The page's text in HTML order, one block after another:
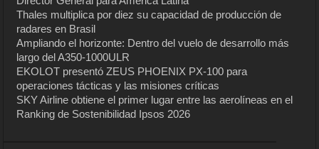
Thales multiplica por diez su capacidad de producción de
radares en Brasil
Ampliando el horizonte: Dentro del vuelo de desarrollo más
largo del A350-1000ULR
EKOLOT presentó ZEUS PHOENIX PX-100 para
operaciones tácticas y las misiones críticas
SKY Airline obtiene el primer lugar entre las aerolíneas en el
Ranking de Sostenibilidad Ipsos 2026